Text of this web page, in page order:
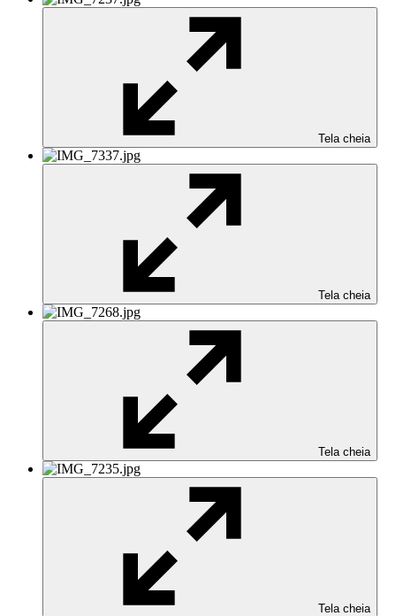
Tela cheia
Tela cheia
Tela cheia
Tela cheia